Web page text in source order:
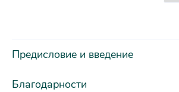
Предисловие и введение
Благодарности